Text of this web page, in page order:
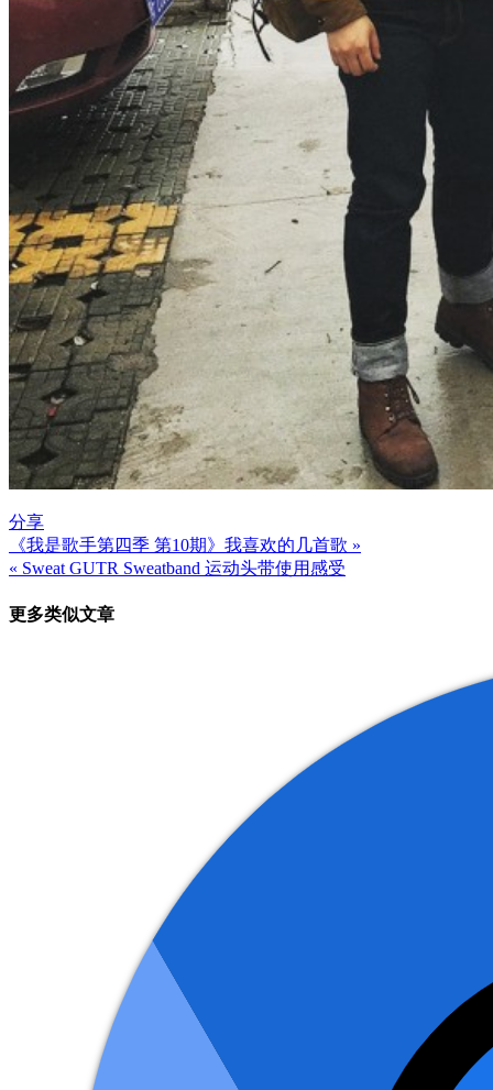
分享
文
章
导
《我是歌手第四季 第10期》我喜欢的几首歌 »
« Sweat GUTR Sweatband 运动头带使用感受
更多类似文章